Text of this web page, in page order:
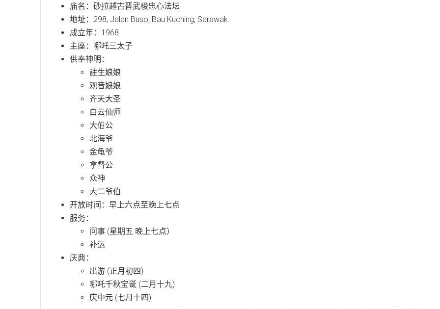
庙名：砂拉越古晋武梭忠心法坛
地址：298, Jalan Buso, Bau Kuching, Sarawak.
成立年：1968
主座：哪吒三太子
供奉神明：
註生娘娘
观音娘娘
齐天大圣
白云仙师
大伯公
北海爷
金龟爷
拿督公
众神
大二爷伯
开放时间：早上六点至晚上七点
服务：
问事 (星期五 晚上七点）
补运
庆典：
出游 (正月初四)
哪吒千秋宝诞 (二月十九)
庆中元 (七月十四)